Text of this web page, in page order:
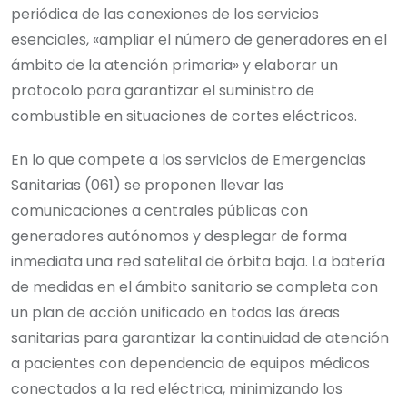
periódica de las conexiones de los servicios
esenciales, «ampliar el número de generadores en el
ámbito de la atención primaria» y elaborar un
protocolo para garantizar el suministro de
combustible en situaciones de cortes eléctricos.
En lo que compete a los servicios de Emergencias
Sanitarias (061) se proponen llevar las
comunicaciones a centrales públicas con
generadores autónomos y desplegar de forma
inmediata una red satelital de órbita baja. La batería
de medidas en el ámbito sanitario se completa con
un plan de acción unificado en todas las áreas
sanitarias para garantizar la continuidad de atención
a pacientes con dependencia de equipos médicos
conectados a la red eléctrica, minimizando los